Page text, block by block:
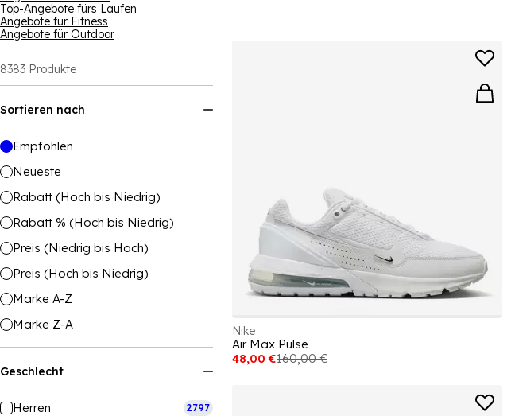
Top-Angebote fürs Laufen
Angebote für Fitness
Angebote für Outdoor
8383 Produkte
Sortieren nach
Empfohlen
Neueste
Rabatt (Hoch bis Niedrig)
Rabatt % (Hoch bis Niedrig)
Preis (Niedrig bis Hoch)
Preis (Hoch bis Niedrig)
Marke A-Z
Marke Z-A
Geschlecht
Herren 2797
Nike
Air Max Pulse
48,00 €160,00 €